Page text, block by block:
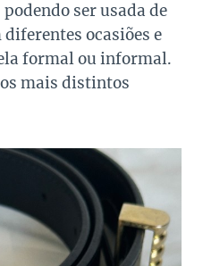
ser usada de
ocasiões e
formal ou informal.
mais distintos